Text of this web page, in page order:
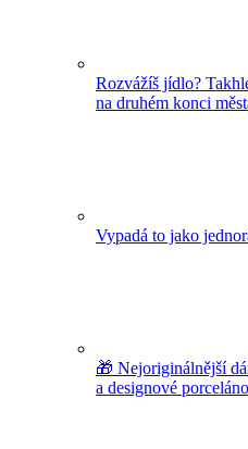
Rozvážíš jídlo?
na druhém konci
Vypadá to jako
🎁 Nejoriginálnější
a designové